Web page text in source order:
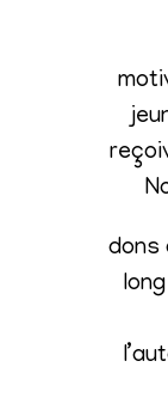
dons